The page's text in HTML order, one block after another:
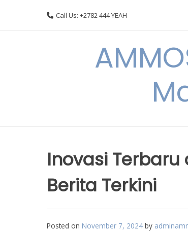
Call Us: +2782 444 YEAH
Inovasi Terbaru
Berita Terkini
Posted on November 7, 2024 by